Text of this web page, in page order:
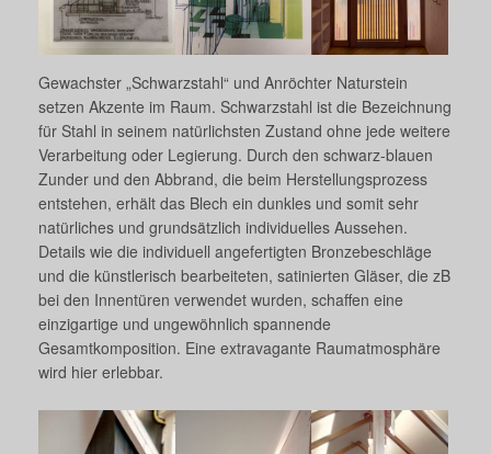
Gewachster „Schwarzstahl“ und Anröchter Naturstein
setzen Akzente im Raum. Schwarzstahl ist die Bezeichnung
für Stahl in seinem natürlichsten Zustand ohne jede weitere
Verarbeitung oder Legierung. Durch den schwarz-blauen
Zunder und den Abbrand, die beim Herstellungsprozess
entstehen, erhält das Blech ein dunkles und somit sehr
natürliches und grundsätzlich individuelles Aussehen.
Details wie die individuell angefertigten Bronzebeschläge
und die künstlerisch bearbeiteten, satinierten Gläser, die zB
bei den Innentüren verwendet wurden, schaffen eine
einzigartige und ungewöhnlich spannende
Gesamtkomposition. Eine extravagante Raumatmosphäre
wird hier erlebbar.